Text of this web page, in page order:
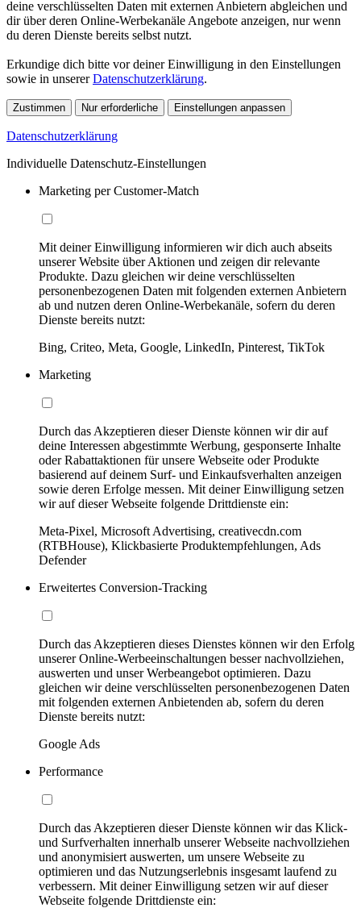
deine verschlüsselten Daten mit externen Anbietern abgleichen und
dir über deren Online-Werbekanäle Angebote anzeigen, nur wenn
du deren Dienste bereits selbst nutzt.
Erkundige dich bitte vor deiner Einwilligung in den Einstellungen
sowie in unsererDatenschutzerklärung.
Zustimmen Nur erforderliche Einstellungen anpassen
Datenschutzerklärung
Individuelle Datenschutz-Einstellungen
Marketing per Customer-Match
Mit deiner Einwilligung informieren wir dich auch abseits
unserer Website über Aktionen und zeigen dir relevante
Produkte. Dazu gleichen wir deine verschlüsselten
personenbezogenen Daten mit folgenden externen Anbietern
ab und nutzen deren Online-Werbekanäle, sofern du deren
Dienste bereits nutzt:
Bing, Criteo, Meta, Google, LinkedIn, Pinterest, TikTok
Marketing
Durch das Akzeptieren dieser Dienste können wir dir auf
deine Interessen abgestimmte Werbung, gesponserte Inhalte
oder Rabattaktionen für unsere Webseite oder Produkte
basierend auf deinem Surf- und Einkaufsverhalten anzeigen
sowie deren Erfolge messen. Mit deiner Einwilligung setzen
wir auf dieser Webseite folgende Drittdienste ein:
Meta-Pixel, Microsoft Advertising, creativecdn.com
(RTBHouse), Klickbasierte Produktempfehlungen, Ads
Defender
Erweitertes Conversion-Tracking
Durch das Akzeptieren dieses Dienstes können wir den Erfolg
unserer Online-Werbeeinschaltungen besser nachvollziehen,
auswerten und unser Werbeangebot optimieren. Dazu
gleichen wir deine verschlüsselten personenbezogenen Daten
mit folgenden externen Anbietenden ab, sofern du deren
Dienste bereits nutzt:
Google Ads
Performance
Durch das Akzeptieren dieser Dienste können wir das Klick-
und Surfverhalten innerhalb unserer Webseite nachvollziehen
und anonymisiert auswerten, um unsere Webseite zu
optimieren und das Nutzungserlebnis insgesamt laufend zu
verbessern. Mit deiner Einwilligung setzen wir auf dieser
Webseite folgende Drittdienste ein: